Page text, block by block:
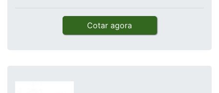
Cotar agora